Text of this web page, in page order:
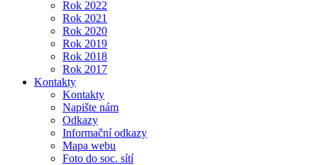
Rok 2022
Rok 2021
Rok 2020
Rok 2019
Rok 2018
Rok 2017
Kontakty
Kontakty
Napište nám
Odkazy
Informační odkazy
Mapa webu
Foto do soc. sítí